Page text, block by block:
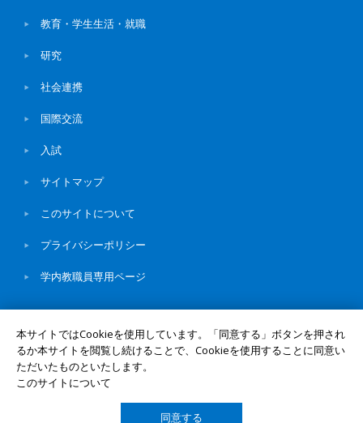
教育・学生生活・就職
研究
社会連携
国際交流
入試
サイトマップ
このサイトについて
プライバシーポリシー
学内教職員専用ページ
© Okayama University
本サイトではCookieを使用しています。「同意する」ボタンを押され
るか本サイトを閲覧し続けることで、Cookieを使用することに同意い
ただいたものといたします。
このサイトについて
同意する